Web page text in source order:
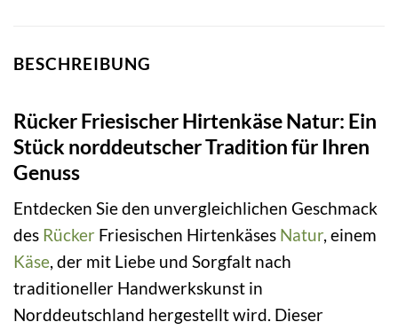
BESCHREIBUNG
Rücker Friesischer Hirtenkäse Natur: Ein
Stück norddeutscher Tradition für Ihren
Genuss
Entdecken Sie den unvergleichlichen Geschmack
des Rücker Friesischen Hirtenkäses Natur, einem
Käse, der mit Liebe und Sorgfalt nach
traditioneller Handwerkskunst in
Norddeutschland hergestellt wird. Dieser